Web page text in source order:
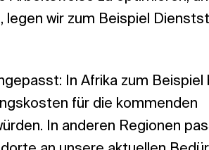
legen wir zum Beispiel
In Afrika zum Beispiel
für die kommenden
In anderen Regionen